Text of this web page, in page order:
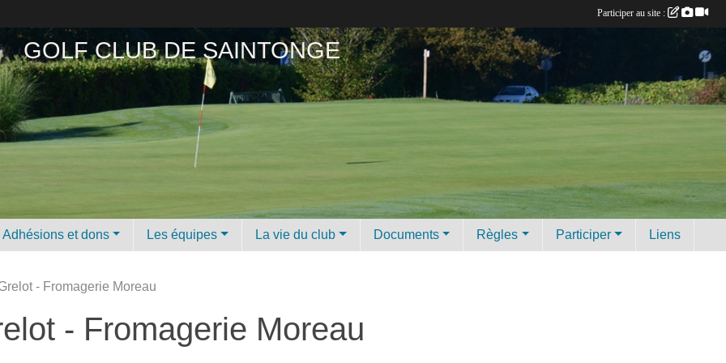
GOLF CLUB DE SAINTONGE
Adhésions et dons Les équipes La vie du club Documents Règles Participer Liens
- Fromagerie Moreau
- Fromagerie Moreau
Participer au site :